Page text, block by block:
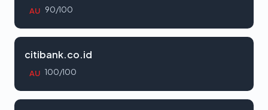
AU 90/100
citibank.co.id
AU 100/100